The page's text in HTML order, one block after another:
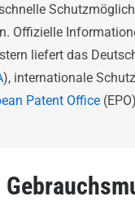
Offizielle
liefert das
), internationale
Patent Office